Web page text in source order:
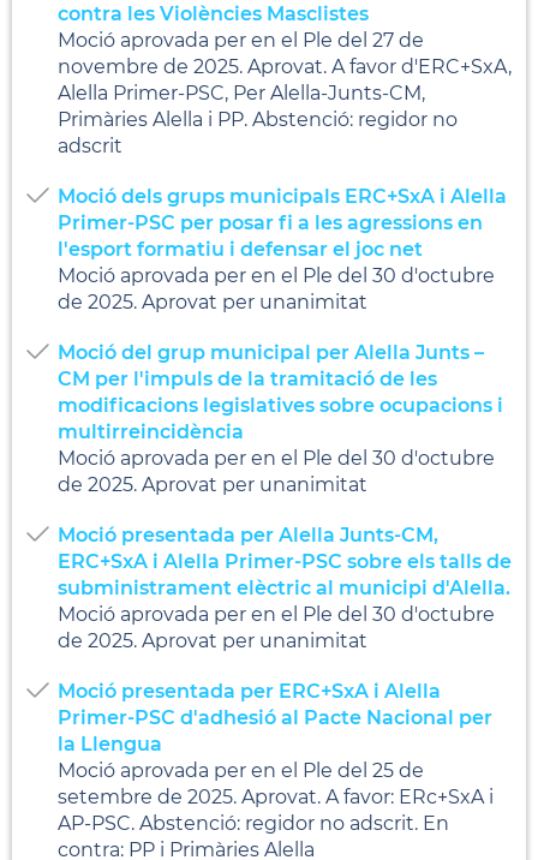
contra les Violències Masclistes
Moció aprovada per en el Ple del 27 de
novembre de 2025. Aprovat. A favor d'ERC+SxA,
Alella Primer-PSC, Per Alella-Junts-CM,
Primàries Alella i PP. Abstenció: regidor no
adscrit
Moció dels grups municipals ERC+SxA i Alella
Primer-PSC per posar fi a les agressions en
l'esport formatiu i defensar el joc net
Moció aprovada per en el Ple del 30 d'octubre
de 2025. Aprovat per unanimitat
Moció del grup municipal per Alella Junts –
CM per l'impuls de la tramitació de les
modificacions legislatives sobre ocupacions i
multirreincidència
Moció aprovada per en el Ple del 30 d'octubre
de 2025. Aprovat per unanimitat
Moció presentada per Alella Junts-CM,
ERC+SxA i Alella Primer-PSC sobre els talls de
subministrament elèctric al municipi d'Alella.
Moció aprovada per en el Ple del 30 d'octubre
de 2025. Aprovat per unanimitat
Moció presentada per ERC+SxA i Alella
Primer-PSC d'adhesió al Pacte Nacional per
la Llengua
Moció aprovada per en el Ple del 25 de
setembre de 2025. Aprovat. A favor: ERc+SxA i
AP-PSC. Abstenció: regidor no adscrit. En
contra: PP i Primàries Alella